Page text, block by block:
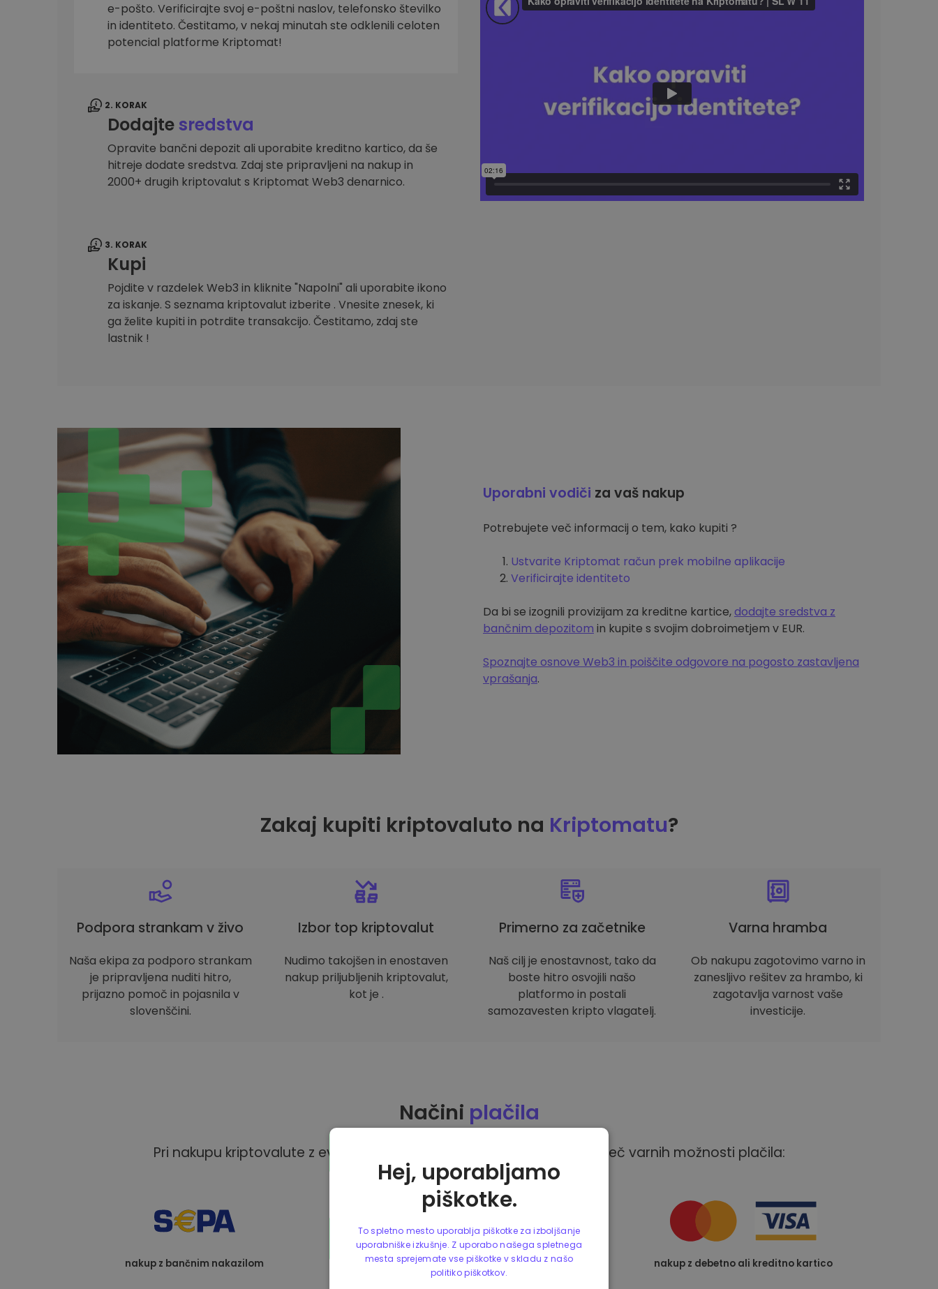
Raziskovalec naložb
Najdi svojo kripto strategijo
e-pošto. Verificirajte svoj e-poštni naslov, telefonsko številko
in identiteto. Čestitamo, v nekaj minutah ste odklenili celoten
potencial platforme Kriptomat!
2. KORAK
Dodajtesredstva
Opravite bančni depozit ali uporabite kreditno kartico, da še
hitreje dodate sredstva. Zdaj ste pripravljeni na nakup in
2000+ drugih kriptovalut s Kriptomat Web3 denarnico.
3. KORAK
Kupi
Pojdite v razdelek Web3 in kliknite "Napolni" ali uporabite ikono
za iskanje. S seznama kriptovalut izberite . Vnesite znesek, ki
ga želite kupiti in potrdite transakcijo. Čestitamo, zdaj ste
lastnik !
Uporabni vodiči za vaš nakup
Potrebujete več informacij o tem, kako kupiti ?
Ustvarite Kriptomat račun prek mobilne aplikacije
Verificirajte identiteto
Da bi se izognili provizijam za kreditne kartice,dodajte sredstva z
bančnim depozitom in kupite s svojim dobroimetjem v EUR.
Spoznajte osnove Web3 in poiščite odgovore na pogosto zastavljena
vprašanja.
Zakaj kupiti kriptovaluto na Kriptomatu?
Podpora strankam v živo
Naša ekipa za podporo strankam
je pripravljena nuditi hitro,
prijazno pomoč in pojasnila v
slovenščini.
Izbor top kriptovalut
Nudimo takojšen in enostaven
nakup priljubljenih kriptovalut,
kot je .
Primerno za začetnike
Naš cilj je enostavnost, tako da
boste hitro osvojili našo
platformo in postali
samozavesten kripto vlagatelj.
Varna hramba
Ob nakupu zagotovimo varno in
zanesljivo rešitev za hrambo, ki
zagotavlja varnost vaše
investicije.
Načini plačila
Pri nakupu kriptovalute z evri na platformi Kriptomat imate na voljo več varnih možnosti plačila:
nakup z bančnim nakazilom nakup z debetno ali kreditno kartico
Hej, uporabljamo
piškotke.
To spletno mesto uporablja piškotke za izboljšanje
uporabniške izkušnje. Z uporabo našega spletnega
mesta sprejemate vse piškotke v skladu z našo
politiko piškotkov.